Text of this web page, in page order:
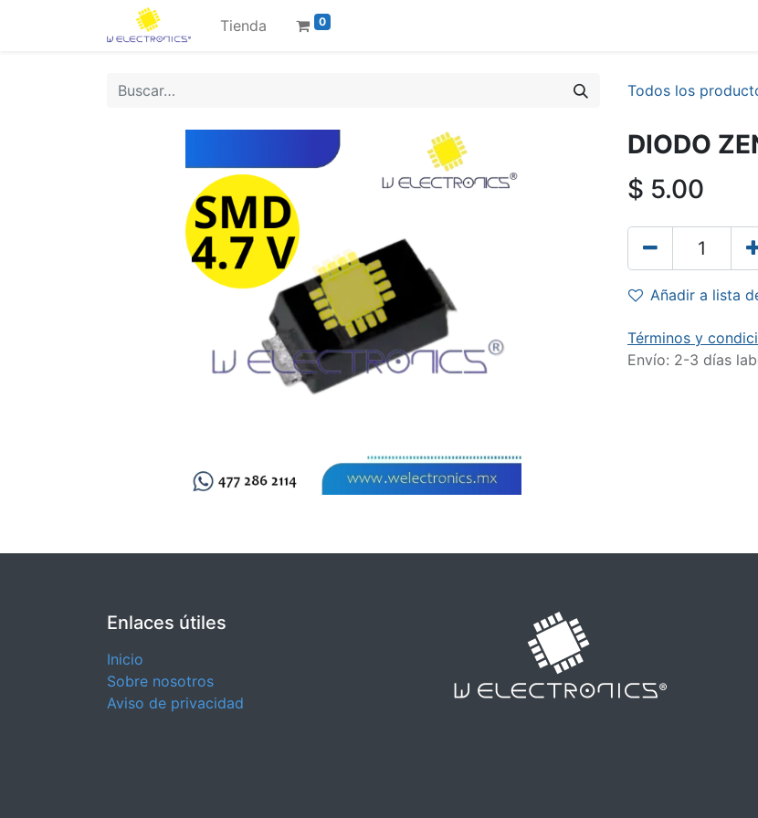
Tienda 0
Todos los
DIODO
$ 5.00
Añadir a lista
Términos y
Envío: 2-3 días
Enlaces útiles
Inicio
Sobre nosotros
Aviso de privacidad